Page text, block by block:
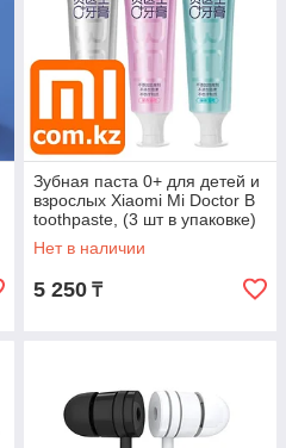
Зубная паста 0+ для детей и
взрослых Xiaomi Mi Doctor B
toothpaste, (3 шт в упаковке)
Арт.5952
Нет в наличии
5 250 ₸